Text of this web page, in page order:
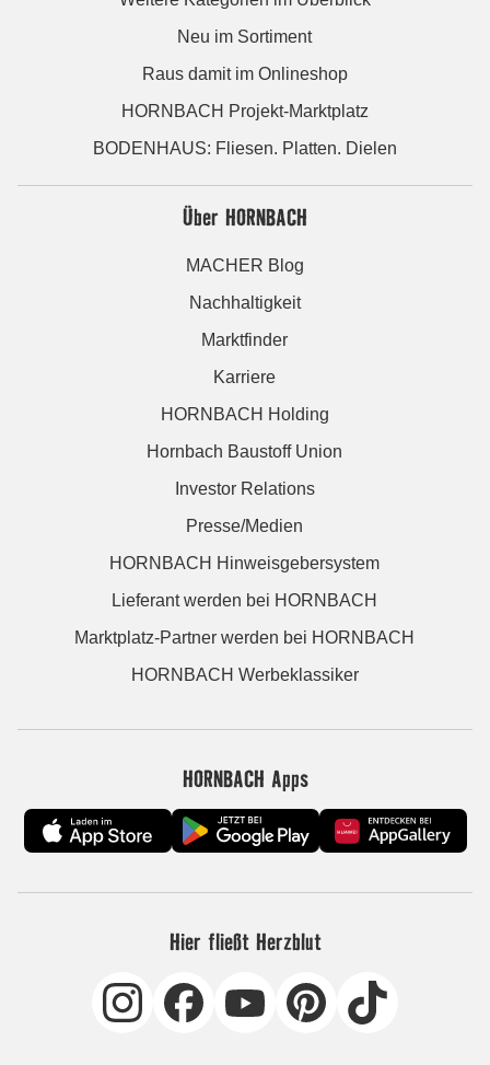
Neu im Sortiment
Raus damit im Onlineshop
HORNBACH Projekt-Marktplatz
BODENHAUS: Fliesen. Platten. Dielen
Über HORNBACH
MACHER Blog
Nachhaltigkeit
Marktfinder
Karriere
HORNBACH Holding
Hornbach Baustoff Union
Investor Relations
Presse/Medien
HORNBACH Hinweisgebersystem
Lieferant werden bei HORNBACH
Marktplatz-Partner werden bei HORNBACH
HORNBACH Werbeklassiker
HORNBACH Apps
Hier fließt Herzblut